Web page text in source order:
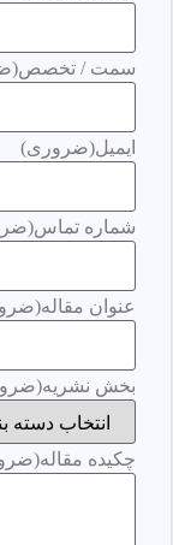
سمت / تخصص
ایمیل(ضروری)
شماره تماس
عنوان مقاله
بخش نشریه
چکیده مقاله